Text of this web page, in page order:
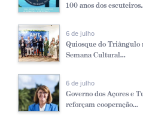
100 anos dos
6 de julho
Quiosque do Triângulo
Semana Cultural...
6 de julho
Governo dos Açores e
reforçam cooperação...